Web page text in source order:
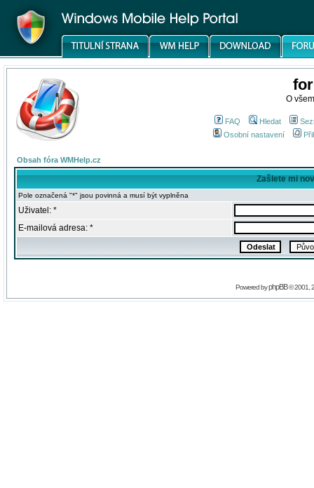
O
FAQ Hledat
Osobní nastavení
Obsah fóra WMHelp.cz
Zašlete mi
Pole označená "*" jsou povinná a musí být vyplněna
Uživatel: *
E-mailová adresa: *
Powered byphpBB© 2001,